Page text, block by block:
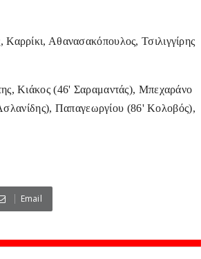
Αθανασακόπουλος, Τσιλιγγίρης
Κιάκος (46' Σαραμαντάς), Μπεχαράνο
Παπαγεωργίου (86' Κολοβός),
Email